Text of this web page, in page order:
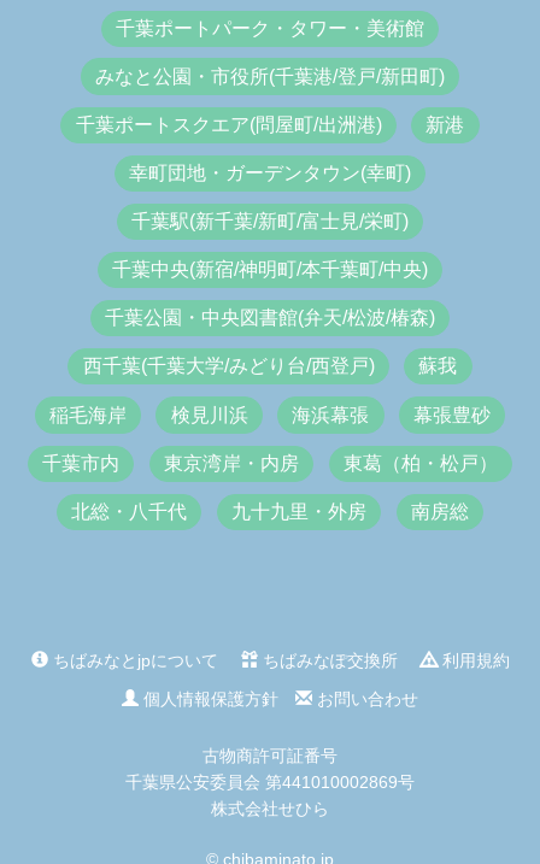
千葉ポートパーク・タワー・美術館
みなと公園・市役所(千葉港/登戸/新田町)
千葉ポートスクエア(問屋町/出洲港) 新港
幸町団地・ガーデンタウン(幸町)
千葉駅(新千葉/新町/富士見/栄町)
千葉中央(新宿/神明町/本千葉町/中央)
千葉公園・中央図書館(弁天/松波/椿森)
西千葉(千葉大学/みどり台/西登戸) 蘇我
稲毛海岸 検見川浜 海浜幕張 幕張豊砂
千葉市内 東京湾岸・内房 東葛（柏・松戸）
北総・八千代 九十九里・外房 南房総
ちばみなとjpについて ちばみなぽ交換所
利用規約
個人情報保護方針
お問い合わせ
古物商許可証番号
千葉県公安委員会 第441010002869号
株式会社せひら
© chibaminato.jp